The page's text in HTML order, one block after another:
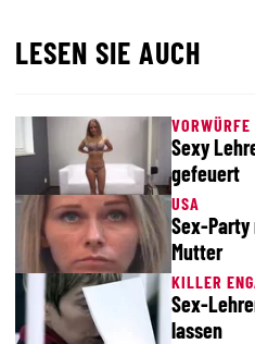
LESEN SIE AUCH
VORWÜRFE
Sexy
gefeuert
USA
Sex-
Mutter
KILLER
Sex-
lassen